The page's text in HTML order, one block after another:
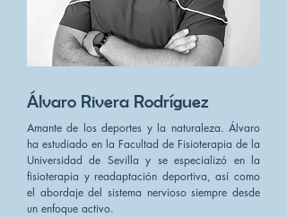
Álvaro Rivera Rodríguez
Amante de los deportes y la naturaleza. Álvaro
ha estudiado en la Facultad de Fisioterapia de la
Universidad de Sevilla y se especializó en la
fisioterapia y readaptación deportiva, así como
el abordaje del sistema nervioso siempre desde
un enfoque activo.